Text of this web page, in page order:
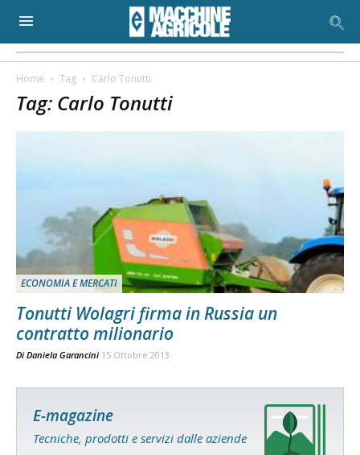
Home Tag Carlo Tonutti
Tag: Carlo Tonutti
ECONOMIA E MERCATI
Tonutti Wolagri firma in Russia un
contratto milionario
Di Daniela Garancini 15 Ottobre 2013
E-magazine
Tecniche, prodotti e servizi dalle aziende